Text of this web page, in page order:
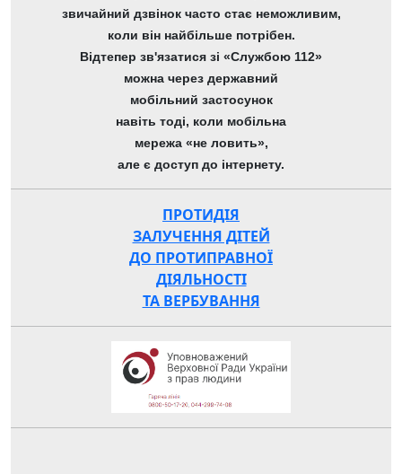
звичайний дзвінок часто стає неможливим,
коли він найбільше потрібен.
Відтепер зв'язатися зі «Службою 112»
можна через державний
мобільний застосунок
навіть тоді, коли мобільна
мережа «не ловить»,
але є доступ до інтернету.
ПРОТИДІЯ
ЗАЛУЧЕННЯ ДІТЕЙ
ДО ПРОТИПРАВНОЇ
ДІЯЛЬНОСТІ
ТА ВЕРБУВАННЯ